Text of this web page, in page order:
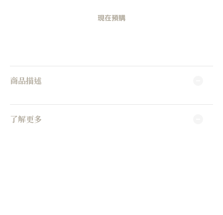
現在預購
商品描述
了解更多